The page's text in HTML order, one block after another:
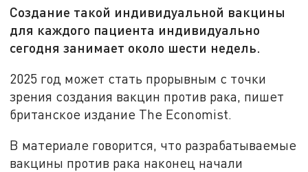
Создание такой индивидуальной вакцины
для каждого пациента индивидуально
сегодня занимает около шести недель.
2025 год может стать прорывным с точки
зрения создания вакцин против рака, пишет
британское издание The Economist.
В материале говорится, что разрабатываемые
вакцины против рака наконец начали